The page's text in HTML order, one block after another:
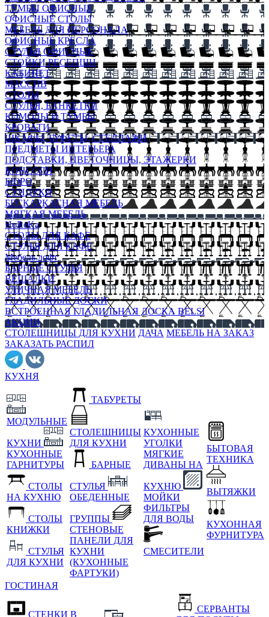
ТУМБЫ ОФИСНЫЕ
ОФИСНЫЕ СТОЛЫ
МЕБЕЛЬ ДЛЯ ПЕРСОНАЛА
ОФИСНЫЕ КРЕСЛА
СТУЛЬЯ ОФИСНЫЕ
СТОЙКИ РЕСЕПШН
КАБИНЕТ
МАССИВ
СТОЛЫ
СТУЛЬЯ, БАНКЕТКИ
КОМОДЫ И ТУМБЫ
КРОВАТИ
ШКАФЫ, БУФЕТЫ, СТЕЛЛАЖИ
ПРЕДМЕТЫ ИНТЕРЬЕРА
ПОДСТАВКИ, ЦВЕТОЧНИЦЫ, ЭТАЖЕРКИ
КОНСОЛИ
БЮРО
СУНДУКИ
БЕСКАРКАСНАЯ МЕБЕЛЬ
МЯГКАЯ МЕБЕЛЬ
HoReKa
СТОЛЫ ДЛЯ КАФЕ
СТУЛЬЯ ДЛЯ КАФЕ
Мебель лофт
БАРНЫЕ СТУЛЬЯ
ВЕШАЛКИ
УЛИЧНАЯ МЕБЕЛЬ
ГЛАДИЛЬНЫЕ ДОСКИ
ВСТРОЕННАЯ ГЛАДИЛЬНАЯ ДОСКА BELSI
АКЦИИ
СТОЛЕШНИЦЫ ДЛЯ КУХНИ ДАЧА МЕБЕЛЬ НА ЗАКАЗ
ЗАКАЗАТЬ РАСПИЛ
КУХНЯ
МОДУЛЬНЫЕ
КУХНИ
КУХОННЫЕ
ГАРНИТУРЫ
СТОЛЫ
НА КУХНЮ
СТОЛЫ
КНИЖКИ
СТУЛЬЯ
ДЛЯ КУХНИ
ТАБУРЕТЫ
СТОЛЕШНИЦЫ
ДЛЯ КУХНИ
БАРНЫЕ
СТУЛЬЯ
ОБЕДЕННЫЕ
ГРУППЫ
СТЕНОВЫЕ
ПАНЕЛИ ДЛЯ
КУХНИ
(КУХОННЫЕ
ФАРТУКИ)
КУХОННЫЕ
УГОЛКИ
МЯГКИЕ
ДИВАНЫ НА
КУХНЮ
МОЙКИ
ФИЛЬТРЫ
ДЛЯ ВОДЫ
СМЕСИТЕЛИ
БЫТОВАЯ
ТЕХНИКА
ВЫТЯЖКИ
КУХОННАЯ
ФУРНИТУРА
ГОСТИНАЯ
СТЕНКИ В
СЕРВАНТЫ